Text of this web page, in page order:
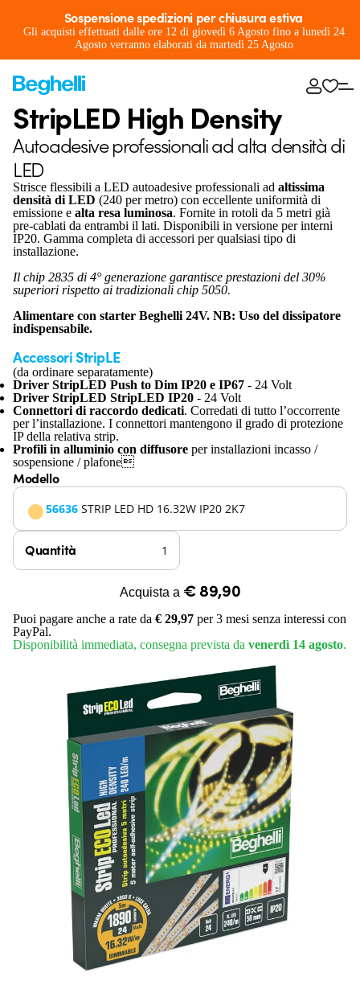
Sospensione spedizioni per chiusura estiva
Gli acquisti effettuati dalle ore 12 di giovedì 6 Agosto fino a lunedì 24
Agosto verranno elaborati da martedì 25 Agosto
StripLED High Density
Autoadesive professionali ad alta densità di
LED
Strisce flessibili a LED autoadesive professionali ad altissima
densità di LED (240 per metro) con eccellente uniformità di
emissione e alta resa luminosa. Fornite in rotoli da 5 metri già
pre-cablati da entrambi il lati. Disponibili in versione per interni
IP20. Gamma completa di accessori per qualsiasi tipo di
installazione.
Il chip 2835 di 4° generazione garantisce prestazioni del 30%
superiori rispetto ai tradizionali chip 5050.
Alimentare con starter Beghelli 24V. NB: Uso del dissipatore
indispensabile.
Accessori StripLE
(da ordinare separatamente)
Driver StripLED Push to Dim IP20 e IP67 - 24 Volt
Driver StripLED StripLED IP20 - 24 Volt
Connettori di raccordo dedicati. Corredati di tutto l’occorrente
per l’installazione. I connettori mantengono il grado di protezione
IP della relativa strip.
Profili in alluminio con diffusore per installazioni incasso /
sospensione / plafone
Modello
56636 STRIP LED HD 16.32W IP20 2K7
Quantità
Acquista a € 89,90
Puoi pagare anche a rate da € 29,97 per 3 mesi senza interessi con
PayPal.
Disponibilità immediata, consegna prevista da venerdì 14 agosto.